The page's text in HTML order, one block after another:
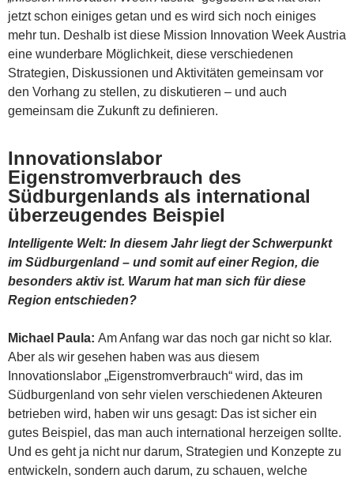
jetzt schon einiges getan und es wird sich noch einiges
mehr tun. Deshalb ist diese Mission Innovation Week Austria
eine wunderbare Möglichkeit, diese verschiedenen
Strategien, Diskussionen und Aktivitäten gemeinsam vor
den Vorhang zu stellen, zu diskutieren – und auch
gemeinsam die Zukunft zu definieren.
Innovationslabor
Eigenstromverbrauch des
Südburgenlands als international
überzeugendes Beispiel
Intelligente Welt: In diesem Jahr liegt der Schwerpunkt
im Südburgenland – und somit auf einer Region, die
besonders aktiv ist. Warum hat man sich für diese
Region entschieden?
Michael Paula: Am Anfang war das noch gar nicht so klar.
Aber als wir gesehen haben was aus diesem
Innovationslabor „Eigenstromverbrauch“ wird, das im
Südburgenland von sehr vielen verschiedenen Akteuren
betrieben wird, haben wir uns gesagt: Das ist sicher ein
gutes Beispiel, das man auch international herzeigen sollte.
Und es geht ja nicht nur darum, Strategien und Konzepte zu
entwickeln, sondern auch darum, zu schauen, welche